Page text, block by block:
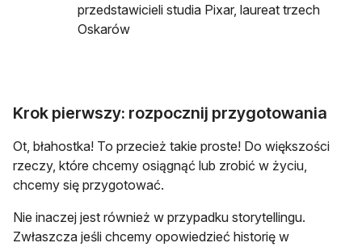
przedstawicieli studia Pixar, laureat trzech
Oskarów
Krok pierwszy: rozpocznij przygotowania
Ot, błahostka! To przecież takie proste! Do większości
rzeczy, które chcemy osiągnąć lub zrobić w życiu,
chcemy się przygotować.
Nie inaczej jest również w przypadku storytellingu.
Zwłaszcza jeśli chcemy opowiedzieć historię w